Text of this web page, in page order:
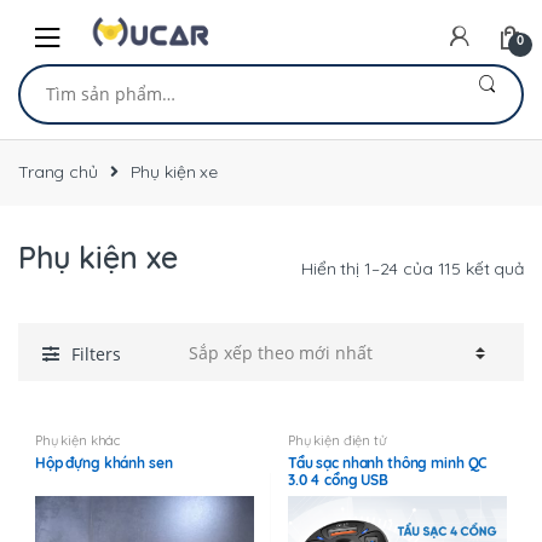
navigation
content
0
Tìm
kiếm:
Trang chủ Phụ kiện xe
Phụ kiện xe Hiển thị 1–24 của 115 kết quả
Filters
Phụ kiện khác
Hộp đựng khánh sen
Phụ kiện điện tử
Tẩu sạc nhanh thông minh QC
3.0 4 cổng USB